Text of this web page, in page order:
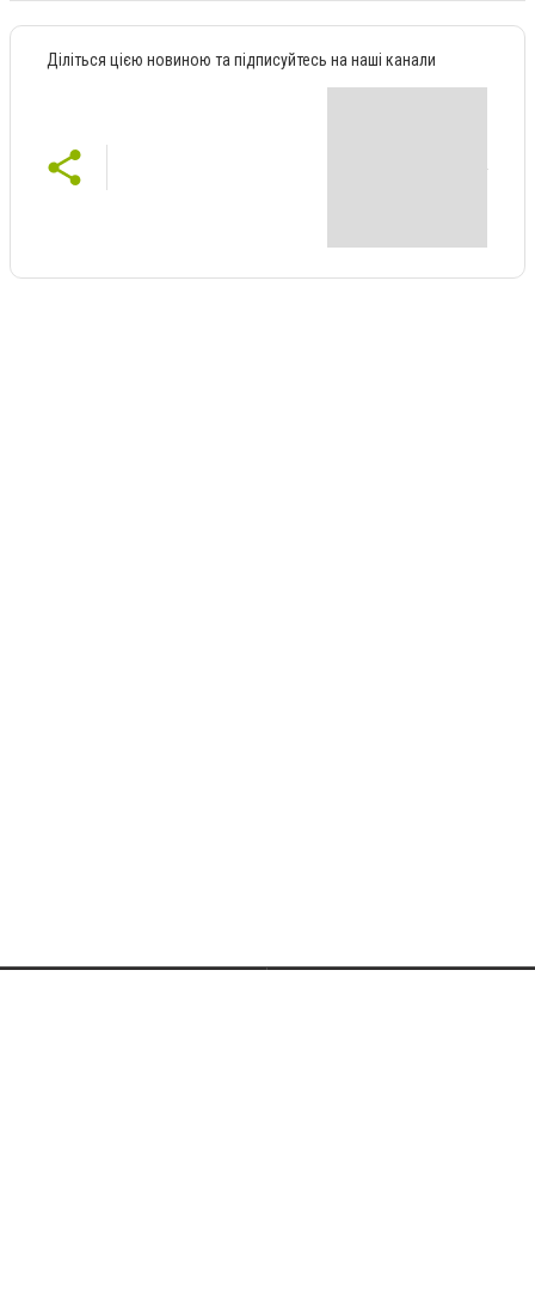
Діліться цією новиною та підписуйтесь на наші канали